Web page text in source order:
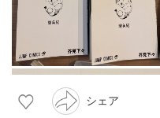
シェア